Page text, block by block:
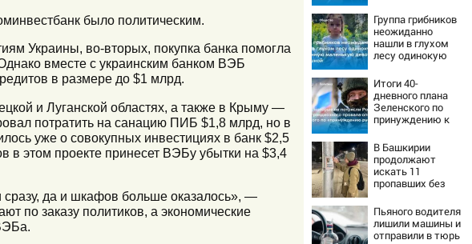
было политическим.
Украины, во-вторых, покупка банка помогла
вместе с украинским банком ВЭБ
в размере до $1 млрд.
и Луганской областях, а также в Крыму —
потратить на санацию ПИБ $1,8 млрд, но в
уже о совокупных инвестициях в банк $2,5
в этом проекте принесет ВЭБу убытки на $3,4
да и шкафов больше оказалось», —
по заказу политиков, а экономические
мог сдержать
слезы
Группа грибников
неожиданно
нашли в глухом
лесу одинокую
маленькую
девочку с
игрушкой
Итоги 40-
дневного плана
Зеленского по
принуждению к
ответила Россия,
полный разбор
провала операции
Украины от
военкора Коца
В Башкирии
продолжают
искать 11
пропавших без
Пьяного водителя
лишили машины и
отправили в тюрь